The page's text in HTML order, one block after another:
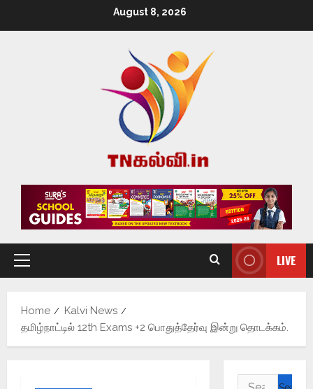
August 8, 2026
LIVE
Home
Kalvi News
தமிழ்நாட்டில் 12th Exams +2 பொதுத்தேர்வு இன்று தொடக்கம்.